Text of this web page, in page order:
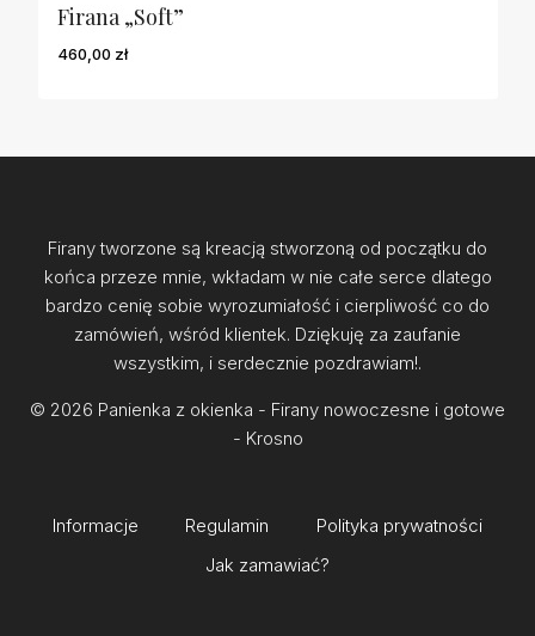
Firana „Soft”
460,00 zł
Firany tworzone są kreacją stworzoną od początku do
końca przeze mnie, wkładam w nie całe serce dlatego
bardzo cenię sobie wyrozumiałość i cierpliwość co do
zamówień, wśród klientek. Dziękuję za zaufanie
wszystkim, i serdecznie pozdrawiam!.
© 2026 Panienka z okienka - Firany nowoczesne i gotowe
- Krosno
Informacje Regulamin
Polityka prywatności
Jak zamawiać?